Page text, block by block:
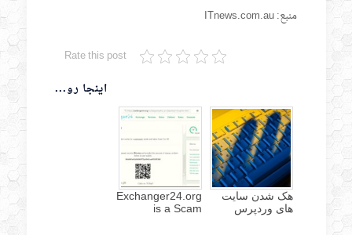
منبع: ITnews.com.au
Rate this post
اینجا رو...
هک شدن سایت
های وردپرس
Exchanger24.org
is a Scam